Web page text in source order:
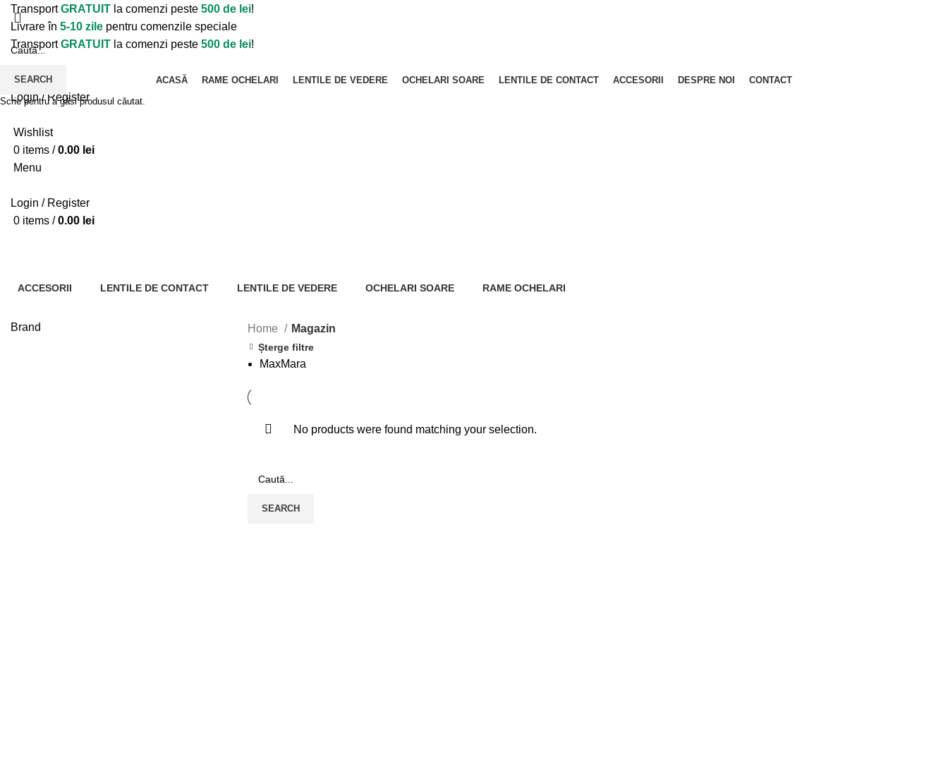
TransportGRATUIT la comenzi peste 500 de lei!
Livrare în 5-10 zile pentru comenzile speciale
TransportGRATUIT la comenzi peste 500 de lei!
ACASĂ RAME OCHELARI LENTILE DE VEDERE OCHELARI SOARE LENTILE DE CONTACT ACCESORII DESPRE NOI CONTACT
Login / Register
Wishlist
0 items / 0.00 lei
Menu
Login / Register
0 items / 0.00 lei
ACCESORII
LENTILE DE CONTACT
LENTILE DE VEDERE
OCHELARI SOARE
RAME OCHELARI
Brand Home Magazin
Șterge filtre
MaxMara
No products were found matching your selection.
SEARCH
SEARCH
Scrie pentru a găsi produsul căutat.